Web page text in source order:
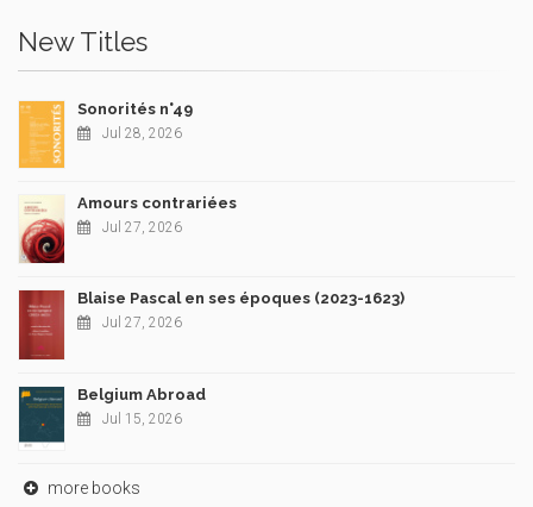
New Titles
Sonorités n°49
Jul 28, 2026
Amours contrariées
Jul 27, 2026
Blaise Pascal en ses époques (2023-1623)
Jul 27, 2026
Belgium Abroad
Jul 15, 2026
more books